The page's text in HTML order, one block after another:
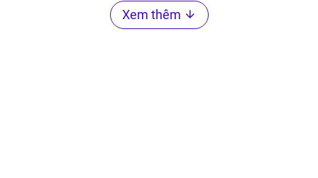
Xem thêm